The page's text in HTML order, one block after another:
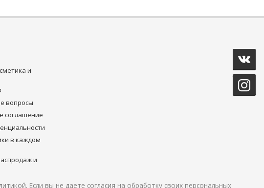
и
вопросы
соглашение
в каждом
и
. Если вы не даете согласия на обработку своих персональных